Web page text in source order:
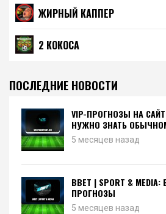
ЖИРНЫЙ КАППЕР
2 КОКОСА
ПОСЛЕДНИЕ НОВОСТИ
VIP-ПРОГНОЗЫ НА
НУЖНО ЗНАТЬ
5 месяцев назад
BBET | SPORT &
ПРОГНОЗЫ
5 месяцев назад